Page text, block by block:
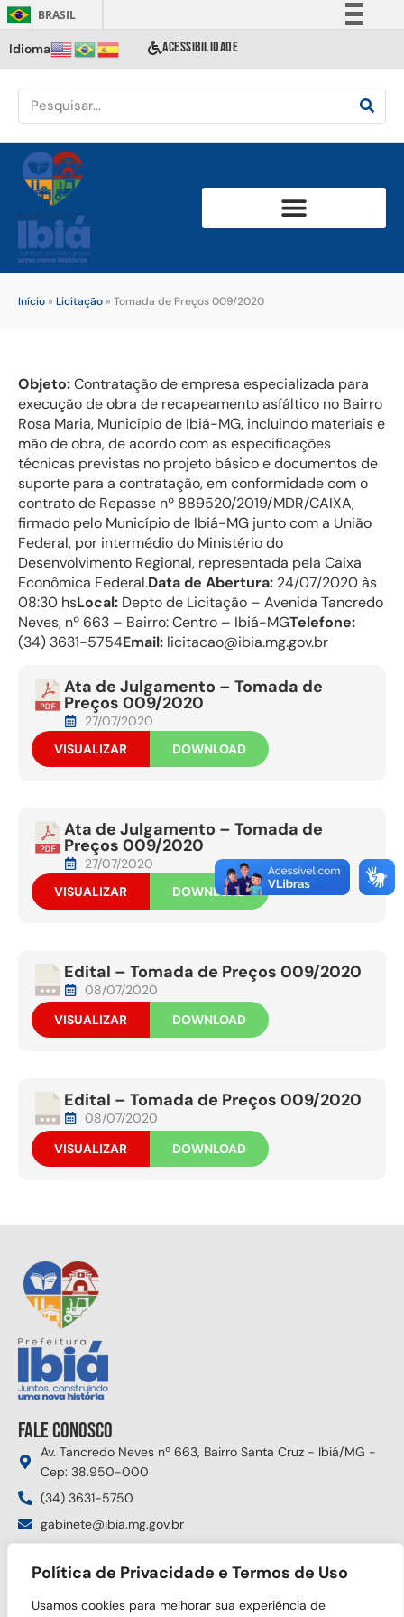
Política de Privacidade e Termos de Uso
Usamos cookies para melhorar sua experiência de
BRASIL
Comunica BR
Acesso à informação
Idioma ACESSIBILIDADE
Início » Licitação » Tomada de Preços 009/2020
Objeto:Contratação de empresa especializada para
execução de obra de recapeamento asfáltico no Bairro
Rosa Maria, Município de Ibiá-MG, incluindo materiais e
mão de obra, de acordo com as especificações
técnicas previstas no projeto básico e documentos de
suporte para a contratação, em conformidade com o
contrato de Repasse nº 889520/2019/MDR/CAIXA,
firmado pelo Município de Ibiá-MG junto com a União
Federal, por intermédio do Ministério do
Desenvolvimento Regional, representada pela Caixa
Econômica Federal.Data de Abertura: 24/07/2020 às
08:30 hsLocal: Depto de Licitação – Avenida Tancredo
Neves, nº 663 – Bairro: Centro – Ibiá-MGTelefone:
(34) 3631-5754Email: licitacao@ibia.mg.gov.br
Ata de Julgamento – Tomada de
Preços 009/2020
27/07/2020
VISUALIZAR
DOWNLOAD
Ata de Julgamento – Tomada de
Preços 009/2020
27/07/2020
VISUALIZAR
DOWNLOAD
Edital – Tomada de Preços 009/2020
08/07/2020
VISUALIZAR
DOWNLOAD
Edital – Tomada de Preços 009/2020
08/07/2020
VISUALIZAR
DOWNLOAD
Fale conosco
Av. Tancredo Neves nº 663, Bairro Santa Cruz - Ibiá/MG -
Cep: 38.950-000
(34) 3631-5750
gabinete@ibia.mg.gov.br
Siga nas redes sociais